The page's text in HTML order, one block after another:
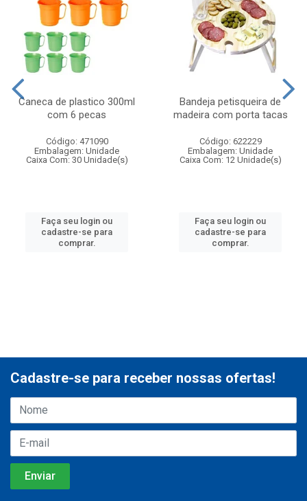
Caneca de plastico 300ml
com 6 pecas
Código: 471090
Embalagem: Unidade
Caixa Com: 30 Unidade(s)
Faça seu login ou
cadastre-se para
comprar.
Bandeja petisqueira de
madeira com porta tacas
Código: 622229
Embalagem: Unidade
Caixa Com: 12 Unidade(s)
Faça seu login ou
cadastre-se para
comprar.
Cadastre-se para receber nossas ofertas!